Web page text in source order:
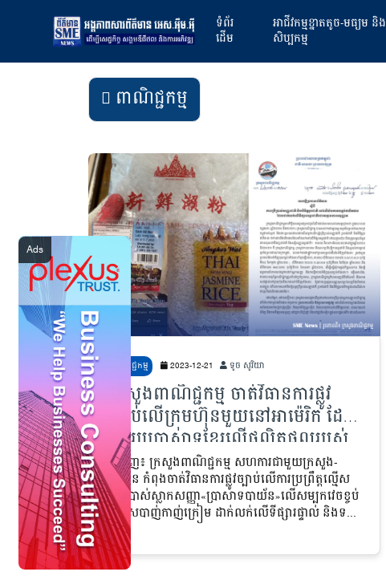
ទំព័រ
ដើម
អាជីវកម្មខ្នាតតូច-មធ្យម និង
សិប្បកម្ម
ពាណិជ្ជកម្ម
ពាណិជ្ជកម្ម 2023-12-21 ទូច សូរិយា
ក្រសួងពាណិជ្ជកម្ម ចាត់វិធានការផ្លូវ
ច្បាប់លើក្រុមហ៊ុនមួយនៅអាម៉េរិក ដែល
ប្រើរូបប្រាសាទខ្មែរលើផលិតផលរបស់
ខ្លួន
ភ្នំពេញ៖ ក្រសួងពាណិជ្ជកម្ម សហការជាមួយក្រសួង-
ស្ថាប័ន កំពុងចាត់វិធានការផ្លូវច្បាប់លើការប្រព្រឹត្តល្មើស
ប្រើប្រាស់ស្លាកសញ្ញា«ប្រាសាទបាយ័ន»លើសម្បកវេចខ្ចប់
សរសៃបាញ់កាញ់ក្រៀម ដាក់លក់លើទីផ្សារផ្ទាល់ និងទ...